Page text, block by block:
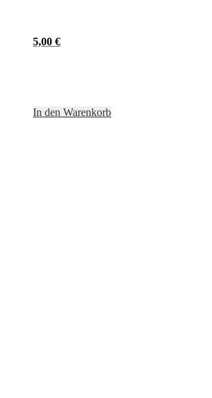
5,00 €
In den Warenkorb